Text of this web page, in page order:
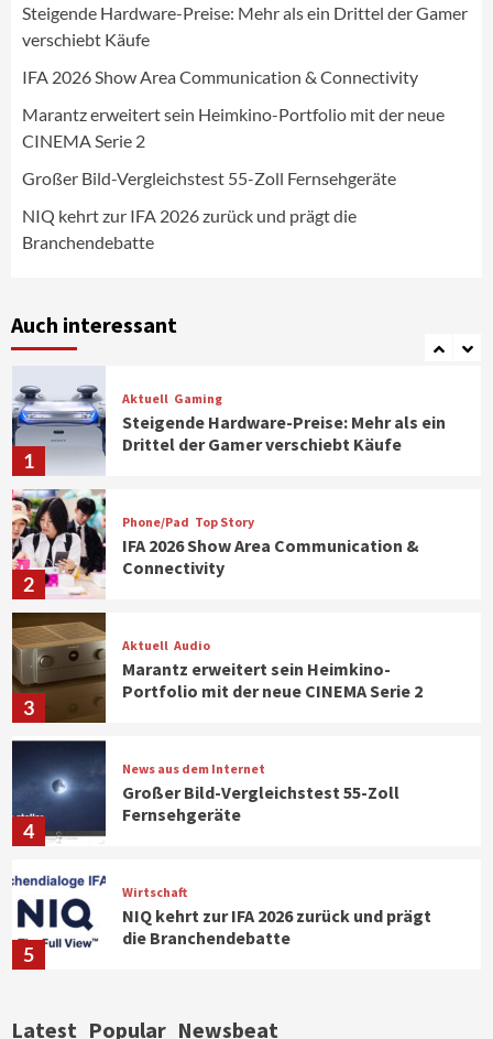
Steigende Hardware-Preise: Mehr als ein Drittel der Gamer
verschiebt Käufe
IFA 2026 Show Area Communication & Connectivity
Marantz erweitert sein Heimkino-Portfolio mit der neue
CINEMA Serie 2
Großer Bild-Vergleichstest 55-Zoll Fernsehgeräte
NIQ kehrt zur IFA 2026 zurück und prägt die
Branchendebatte
Auch interessant
5
NIQ kehrt zur IFA 2026 zurück und prägt
die Branchendebatte
6
Aktuell
CHERRY baut Vertriebsteam in
7
Klimageräte und Ventilatoren
1
Aktuell Gaming
Steigende Hardware-Preise: Mehr als ein
Drittel der Gamer verschiebt Käufe
2
Phone/Pad Top Story
IFA 2026 Show Area Communication &
Connectivity
3
Aktuell Audio
Marantz erweitert sein Heimkino-
Portfolio mit der neue CINEMA Serie 2
4
News aus dem Internet
Großer Bild-Vergleichstest 55-Zoll
Fernsehgeräte
5
Wirtschaft
NIQ kehrt zur IFA 2026 zurück und prägt
die Branchendebatte
Latest Popular Newsbeat